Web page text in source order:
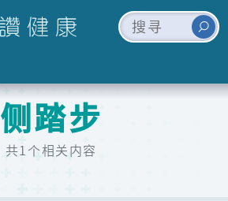
侧踏步
共1个相关内容